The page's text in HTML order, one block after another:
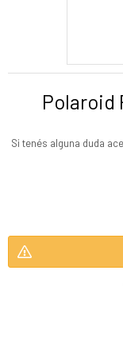
Polaroid
Si tenés alguna duda